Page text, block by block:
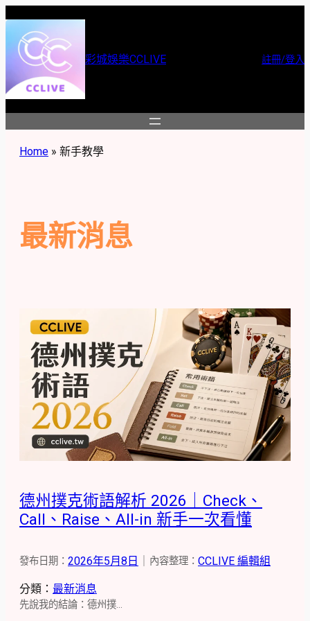
至
容
彩城娛樂CCLIVE 註冊/登入
Home » 新手教學
最新消息
德州撲克術語解析 2026｜Check、
Call、Raise、All-in 新手一次看懂
發布日期： 2026年5月8日 內容整理： CCLIVE 編輯組
分類： 最新消息
先說我的結論：德州撲…